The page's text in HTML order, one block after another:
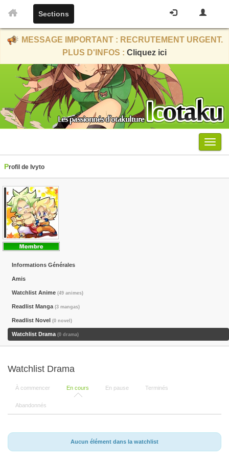
Sections
MESSAGE IMPORTANT : RECRUTEMENT URGENT.
PLUS D'INFOS : Cliquez ici
Menu
Profil de Ivyto
Informations Générales
Amis
Watchlist Anime (49 animes)
Readlist Manga (3 mangas)
Readlist Novel (0 novel)
Watchlist Drama (0 drama)
Watchlist Drama
À commencer En cours En pause Terminés
Abandonnés
Aucun élément dans la watchlist